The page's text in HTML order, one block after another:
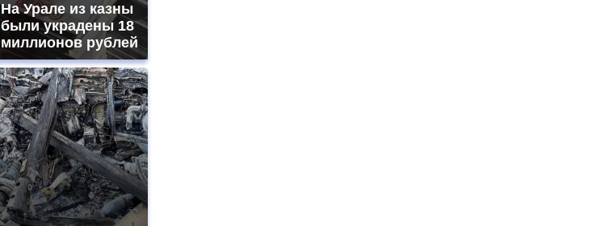
На Урале из казны
были украдены 18
миллионов рублей